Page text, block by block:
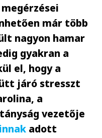
már több
nagyon hamar
gyakran a
el, hogy a
járó stresszt
a
vezetője
adott